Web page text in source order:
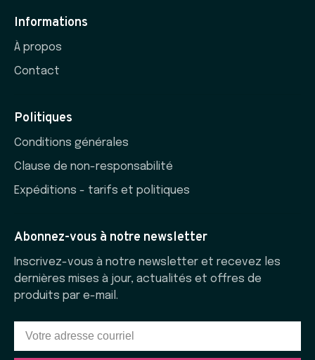
Informations
À propos
Contact
Politiques
Conditions générales
Clause de non-responsabilité
Expéditions - tarifs et politiques
Abonnez-vous à notre newsletter
Inscrivez-vous à notre newsletter et recevez les
dernières mises à jour, actualités et offres de
produits par e-mail.